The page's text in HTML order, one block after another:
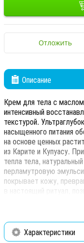
Отложить
Описание
Крем для тела с
интенсивный
текстурой.
насыщенного питания
на основе ценных
из Карите и Купуасу.
тепла тела,
перламутровую
покрывает кожу,
в настоящий ритуал,
сияние. Экстракт
крема, способствует
подтягивает,
проявление дряблости
Характеристики